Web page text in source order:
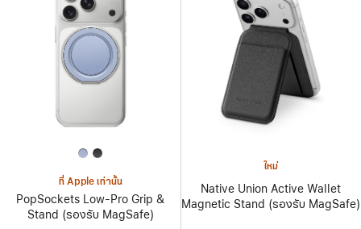
ที่ Apple เท่านั้น
PopSockets Low-Pro Grip &
Stand (รองรับ MagSafe)
ใหม่
Native Union Active Wallet
Magnetic Stand (รองรับ MagSafe)